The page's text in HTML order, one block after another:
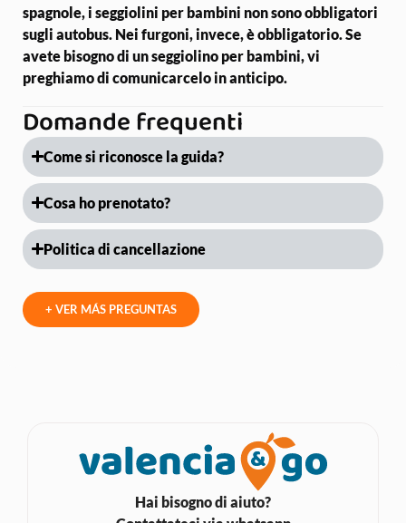
spagnole, i seggiolini per bambini non sono obbligatori
sugli autobus. Nei furgoni, invece, è obbligatorio. Se
avete bisogno di un seggiolino per bambini, vi
preghiamo di comunicarcelo in anticipo.
Domande frequenti
Come si riconosce la guida?
Cosa ho prenotato?
Politica di cancellazione
+ VER MÁS PREGUNTAS
Hai bisogno di aiuto?